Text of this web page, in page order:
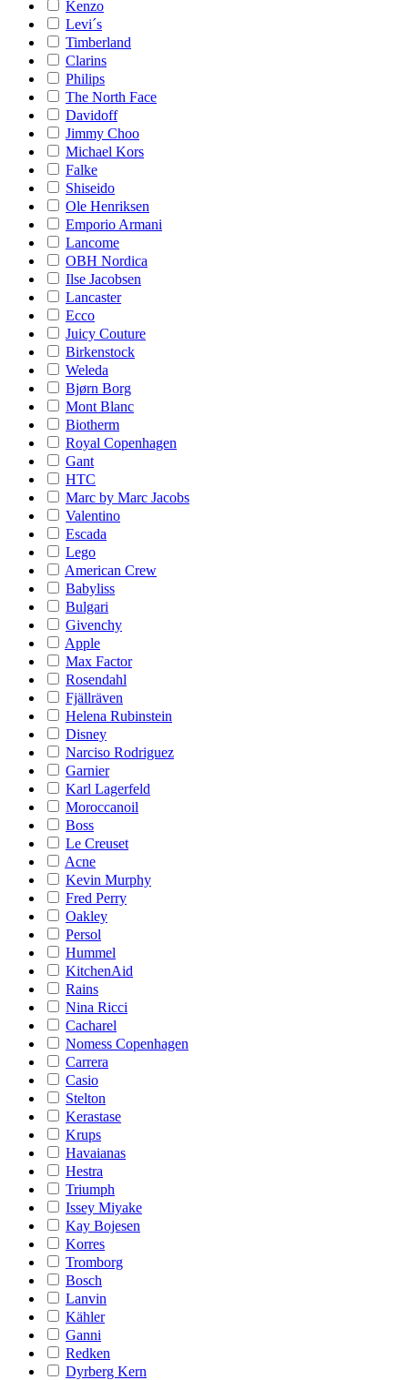
Kenzo
Levi´s
Timberland
Clarins
Philips
The North Face
Davidoff
Jimmy Choo
Michael Kors
Falke
Shiseido
Ole Henriksen
Emporio Armani
Lancome
OBH Nordica
Ilse Jacobsen
Lancaster
Ecco
Juicy Couture
Birkenstock
Weleda
Bjørn Borg
Mont Blanc
Biotherm
Royal Copenhagen
Gant
HTC
Marc by Marc Jacobs
Valentino
Escada
Lego
American Crew
Babyliss
Bulgari
Givenchy
Apple
Max Factor
Rosendahl
Fjällräven
Helena Rubinstein
Disney
Narciso Rodriguez
Garnier
Karl Lagerfeld
Moroccanoil
Boss
Le Creuset
Acne
Kevin Murphy
Fred Perry
Oakley
Persol
Hummel
KitchenAid
Rains
Nina Ricci
Cacharel
Nomess Copenhagen
Carrera
Casio
Stelton
Kerastase
Krups
Havaianas
Hestra
Triumph
Issey Miyake
Kay Bojesen
Korres
Tromborg
Bosch
Lanvin
Kähler
Ganni
Redken
Dyrberg Kern